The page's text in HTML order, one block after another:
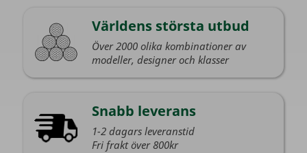
Världens största utbud
Över 2000 olika kombinationer av
modeller, designer och klasser
Snabb leverans
1-2 dagars leveranstid
Fri frakt över 800kr